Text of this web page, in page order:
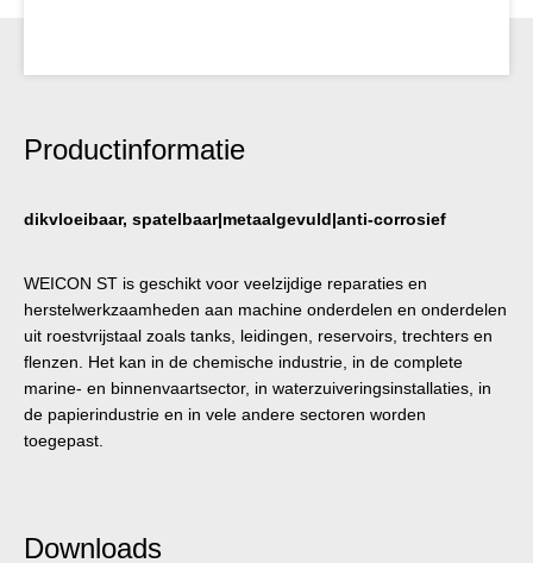
Productinformatie
dikvloeibaar, spatelbaar|metaalgevuld|anti-corrosief
WEICON ST is geschikt voor veelzijdige reparaties en
herstelwerkzaamheden aan machine onderdelen en onderdelen
uit roestvrijstaal zoals tanks, leidingen, reservoirs, trechters en
flenzen. Het kan in de chemische industrie, in de complete
marine- en binnenvaartsector, in waterzuiveringsinstallaties, in
de papierindustrie en in vele andere sectoren worden
toegepast.
Downloads